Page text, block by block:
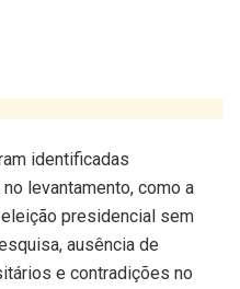
identificadas
levantamento, como a
presidencial sem
ausência de
e contradições no